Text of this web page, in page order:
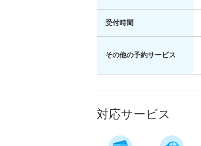
受付時間
その他の予約サービス
対応サービス